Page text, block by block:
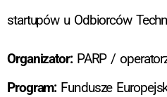
startupów u Odbiorców
Organizator:PARP /
Program:Fundusze